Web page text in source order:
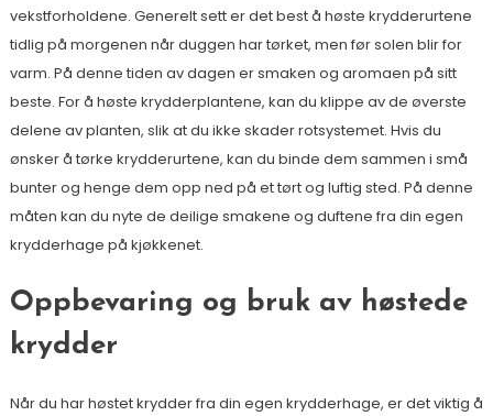
vekstforholdene. Generelt sett er det best å høste krydderurtene
tidlig på morgenen når duggen har tørket, men før solen blir for
varm. På denne tiden av dagen er smaken og aromaen på sitt
beste. For å høste krydderplantene, kan du klippe av de øverste
delene av planten, slik at du ikke skader rotsystemet. Hvis du
ønsker å tørke krydderurtene, kan du binde dem sammen i små
bunter og henge dem opp ned på et tørt og luftig sted. På denne
måten kan du nyte de deilige smakene og duftene fra din egen
krydderhage på kjøkkenet.
Oppbevaring og bruk av høstede
krydder
Når du har høstet krydder fra din egen krydderhage, er det viktig å